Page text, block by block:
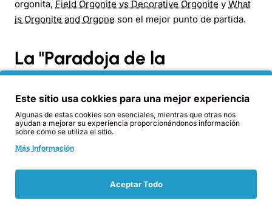
orgonita, Field Orgonite vs Decorative Orgonite y What
is Orgonite and Orgone son el mejor punto de partida.
La "Paradoja de la
Coherencia": más energía no
siempre es mejor
Nixon introduce lo que llama la Paradoja de la
Coherencia: algunas tecnologías de campo pueden
desmantelar estas arquitecturas sintéticas, pero otras
pueden reforzarlas inadvertidamente. Una tecnología
diseñada para restaurar la coherencia biológica puede,
Este sitio usa cokkies para una mejor experiencia
Algunas de estas cookies son esenciales, mientras que otras nos
ayudan a mejorar su experiencia proporcionándonos información
sobre cómo se utiliza el sitio.
Más Información
Aceptar Todo